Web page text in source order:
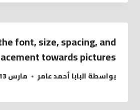
font, size, spacing, and
towards pictures
بواسطةالبابا أحمد عامر مارس 13, 2022